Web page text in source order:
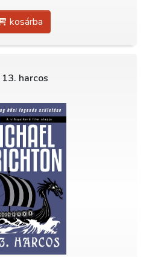
kosárba
harcos